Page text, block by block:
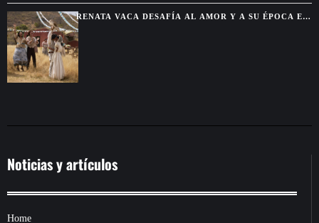
RENATA VACA DESAFÍA AL AMOR Y A SU ÉPOCA EN
LA NUEVA SERIE DE NETFLIX
Noticias y artículos
Home